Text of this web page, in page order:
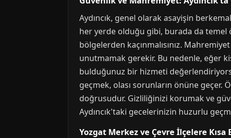
Aydıncık, genel olarak asayişin
her yerde olduğu gibi, burada da temel
bölgelerden kaçınmalısınız.
unutmamak gerekir. Bu nedenle, eğer
bulduğunuz bir hizmeti
geçmek, olası sorunların önüne geçer.
doğrusudur. Gizliliğinizi korumak ve
Aydıncık'taki gecelerinizin huzurlu
Yozgat Merkez ve Çevre İlçelere Kısa